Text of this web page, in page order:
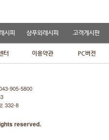
시피 샴푸외레시피 고객게시판
터 이용약관 PC버전
905-5800
332-8
reserved.